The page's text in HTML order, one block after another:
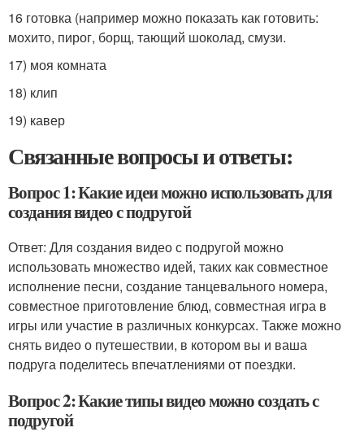
16 готовка (например можно показать как готовить:
мохито, пирог, борщ, тающий шоколад, смузи.
17) моя комната
18) клип
19) кавер
Связанные вопросы и ответы:
Вопрос 1: Какие идеи можно использовать для
создания видео с подругой
Ответ: Для создания видео с подругой можно
использовать множество идей, таких как совместное
исполнение песни, создание танцевального номера,
совместное приготовление блюд, совместная игра в
игры или участие в различных конкурсах. Также можно
снять видео о путешествии, в котором вы и ваша
подруга поделитесь впечатлениями от поездки.
Вопрос 2: Какие типы видео можно создать с
подругой